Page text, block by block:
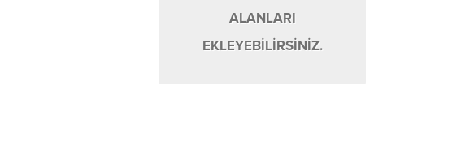
ALANLARI
EKLEYEBİLİRSİNİZ.